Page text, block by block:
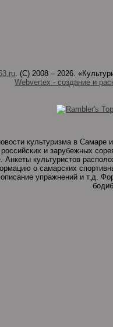
. (C) 2008 – 2026.
Webvertex - создание и
культуризма в
и зарубежных
Анкеты культуристов
о самарских
упражнений и т.д.